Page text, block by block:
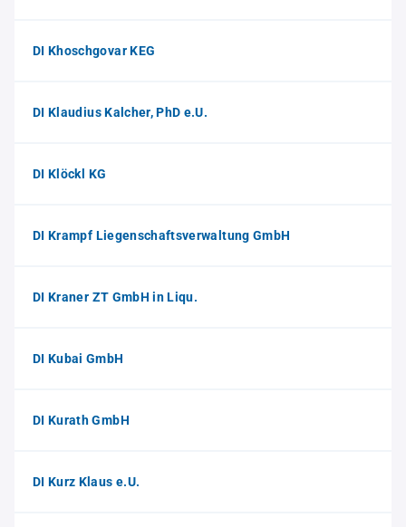
DI Khoschgovar KEG
DI Klaudius Kalcher, PhD e.U.
DI Klöckl KG
DI Krampf Liegenschaftsverwaltung GmbH
DI Kraner ZT GmbH in Liqu.
DI Kubai GmbH
DI Kurath GmbH
DI Kurz Klaus e.U.